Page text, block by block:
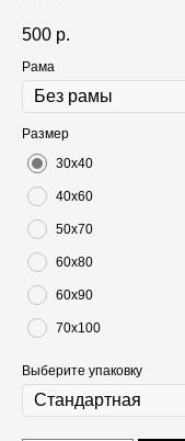
500 р.
Рама
Размер
30х40
40х60
50х70
60х80
60х90
70х100
Выберите упаковку